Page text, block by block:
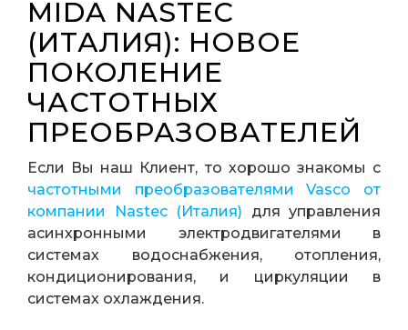
MIDA NASTEC
(ИТАЛИЯ): НОВОЕ
ПОКОЛЕНИЕ
ЧАСТОТНЫХ
ПРЕОБРАЗОВАТЕЛЕЙ
Если Вы наш Клиент, то хорошо знакомы с
частотными преобразователями Vasco от
компании Nastec (Италия) для управления
асинхронными электродвигателями в
системах водоснабжения, отопления,
кондиционирования, и циркуляции в
системах охлаждения.